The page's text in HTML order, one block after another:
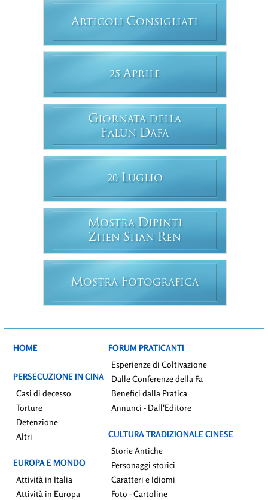
ARTICOLI CONSIGLIATI
25 APRILE
GIORNATA DELLA
FALUN DAFA
20 LUGLIO
MOSTRA DIPINTI
ZHEN SHAN REN
MOSTRA FOTOGRAFICA
HOME
PERSECUZIONE IN CINA
Casi di decesso
Torture
Detenzione
Altri
EUROPA E MONDO
Attività in Italia
Attività in Europa
FORUM PRATICANTI
Esperienze di Coltivazione
Dalle Conferenze della Fa
Benefici dalla Pratica
Annunci - Dall'Editore
CULTURA TRADIZIONALE CINESE
Storie Antiche
Personaggi storici
Caratteri e Idiomi
Foto - Cartoline